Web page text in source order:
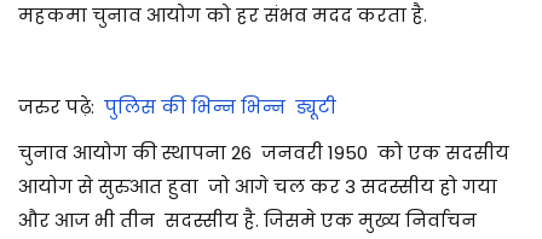
महकमा चुनाव आयोग को हर संभव मदद करता है.
जरुर पढ़े: पुलिस की भिन्न भिन्न ड्यूटी
चुनाव आयोग की स्थापना 26 जनवरी 1950 को एक सदसीय
आयोग से सुरुआत हुवा जो आगे चल कर 3 सदस्सीय हो गया
और आज भी तीन सदस्सीय है. जिसमे एक मुख्य निर्वाचन